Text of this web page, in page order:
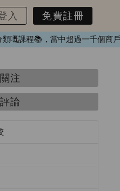
程📚，當中超過一千個商戶/
入 免費註冊
注
論